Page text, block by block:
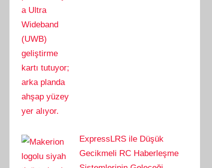
ExpressLRS ile Düşük
Gecikmeli RC Haberleşme